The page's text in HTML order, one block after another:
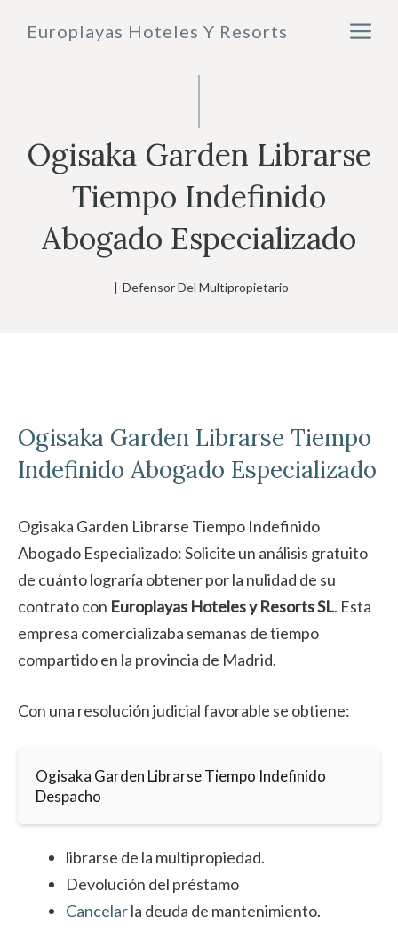
Europlayas Hoteles Y Resorts
Ogisaka Garden Librarse
Tiempo Indefinido
Abogado Especializado
| Defensor Del Multipropietario
Ogisaka Garden Librarse Tiempo
Indefinido Abogado Especializado
Ogisaka Garden Librarse Tiempo Indefinido
Abogado Especializado: Solicite un análisis gratuito
de cuánto lograría obtener por la nulidad de su
contrato con Europlayas Hoteles y Resorts SL. Esta
empresa comercializaba semanas de tiempo
compartido en la provincia de Madrid.
Con una resolución judicial favorable se obtiene:
Ogisaka Garden Librarse Tiempo Indefinido
Despacho
librarse de la multipropiedad.
Devolución del préstamo
Cancelarla deuda de mantenimiento.